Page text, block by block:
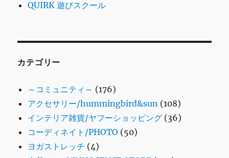
QUIRK 遊びスクール
カテゴリー
～コミュニティ～ (176)
アクセサリー/hummingbird&sun (108)
インテリア雑貨/ヤフーショッピング (36)
コーディネイト/PHOTO (50)
ヨガストレッチ (4)